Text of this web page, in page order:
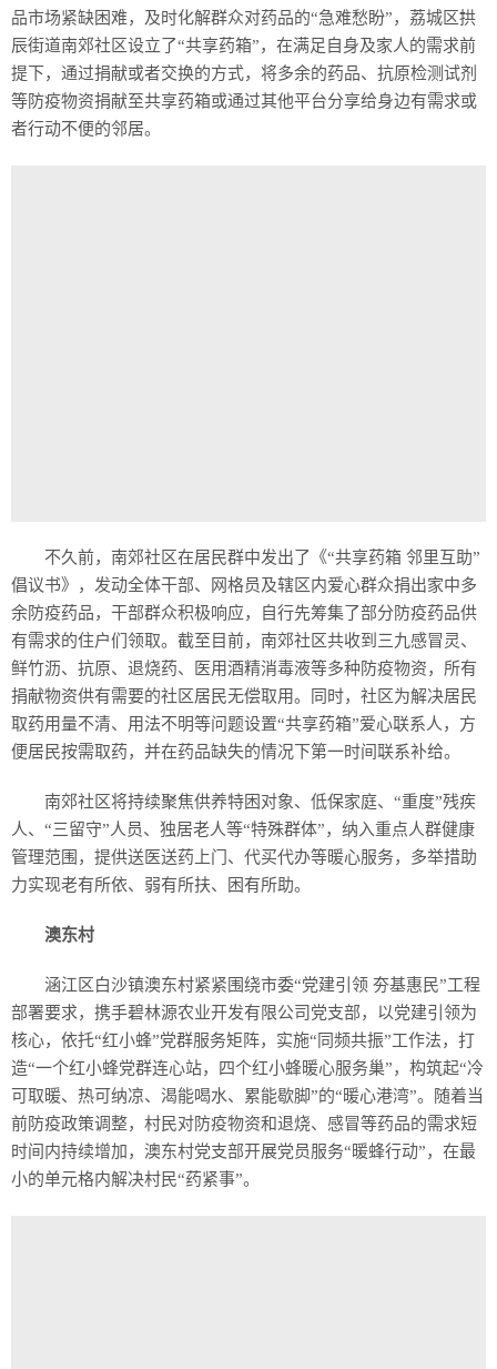
品市场紧缺困难，及时化解群众对药品的“急难愁盼”，荔城区拱
辰街道南郊社区设立了“共享药箱”，在满足自身及家人的需求前
提下，通过捐献或者交换的方式，将多余的药品、抗原检测试剂
等防疫物资捐献至共享药箱或通过其他平台分享给身边有需求或
者行动不便的邻居。
不久前，南郊社区在居民群中发出了《“共享药箱 邻里互助”
倡议书》，发动全体干部、网格员及辖区内爱心群众捐出家中多
余防疫药品，干部群众积极响应，自行先筹集了部分防疫药品供
有需求的住户们领取。截至目前，南郊社区共收到三九感冒灵、
鲜竹沥、抗原、退烧药、医用酒精消毒液等多种防疫物资，所有
捐献物资供有需要的社区居民无偿取用。同时，社区为解决居民
取药用量不清、用法不明等问题设置“共享药箱”爱心联系人，方
便居民按需取药，并在药品缺失的情况下第一时间联系补给。
南郊社区将持续聚焦供养特困对象、低保家庭、“重度”残疾
人、“三留守”人员、独居老人等“特殊群体”，纳入重点人群健康
管理范围，提供送医送药上门、代买代办等暖心服务，多举措助
力实现老有所依、弱有所扶、困有所助。
澳东村
涵江区白沙镇澳东村紧紧围绕市委“党建引领 夯基惠民”工程
部署要求，携手碧林源农业开发有限公司党支部，以党建引领为
核心，依托“红小蜂”党群服务矩阵，实施“同频共振”工作法，打
造“一个红小蜂党群连心站，四个红小蜂暖心服务巢”，构筑起“冷
可取暖、热可纳凉、渴能喝水、累能歇脚”的“暖心港湾”。随着当
前防疫政策调整，村民对防疫物资和退烧、感冒等药品的需求短
时间内持续增加，澳东村党支部开展党员服务“暖蜂行动”，在最
小的单元格内解决村民“药紧事”。